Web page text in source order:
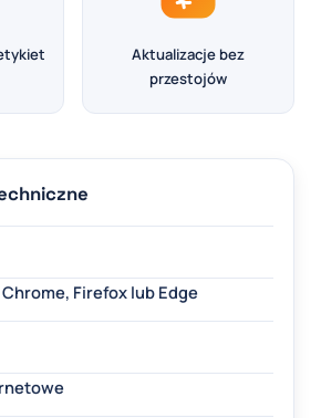
Aktualizacje bez
przestojów
Firefox lub Edge